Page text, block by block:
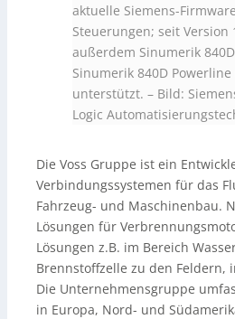
aktuelle Siemens-
Steuerungen; seit Version
außerdem Sinumerik
Sinumerik 840D
unterstützt. – Bild:
Logic
Die Voss Gruppe ist ein
Verbindungssystemen für das
Fahrzeug- und Maschinenbau.
Lösungen für
Lösungen z.B. im Bereich
Brennstoffzelle zu den Feldern,
Die Unternehmensgruppe
in Europa, Nord- und